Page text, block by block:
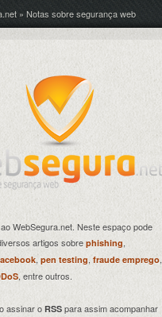
» Notas sobre segurança web
WebSegura.net. Neste espaço pode
artigos sobre phishing,
, pen testing, fraude emprego,
, entre outros.
assinar oRSS para assim acompanhar